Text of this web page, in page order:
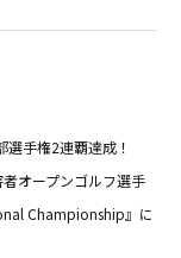
手権2連覇達成！
オープンゴルフ選手
Championship』に